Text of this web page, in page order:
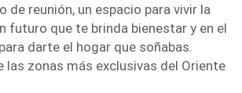
de reunión, un espacio para vivir la
futuro que te brinda bienestar y en el
darte el hogar que soñabas.
las zonas más exclusivas del Oriente